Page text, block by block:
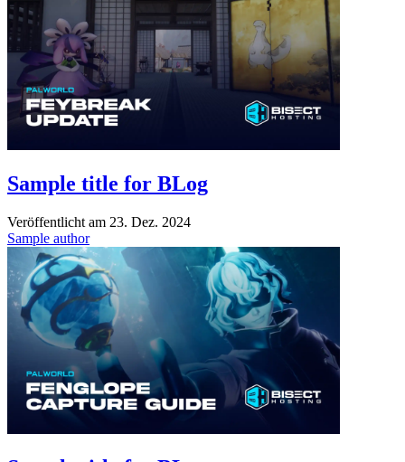
Sample title for BLog
Veröffentlicht am 23. Dez. 2024
Sample author